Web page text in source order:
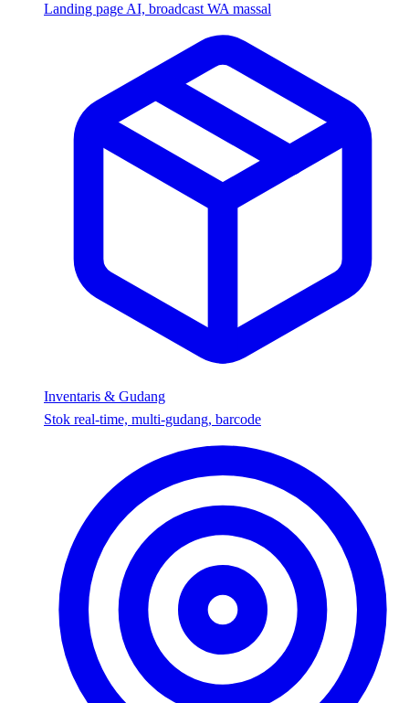
Landing page AI, broadcast WA massal
Inventaris & Gudang
Stok real-time, multi-gudang, barcode